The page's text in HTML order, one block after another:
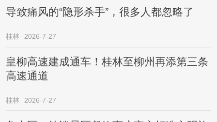
导致痛风的“隐形杀手”，很多人都忽略了
桂林 2026-7-27
皇柳高速建成通车！桂林至柳州再添第三条
高速通道
桂林 2026-7-27